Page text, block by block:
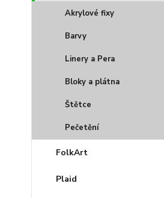
Akrylové fixy
Barvy
Linery a Pera
Bloky a plátna
Štětce
Pečetění
FolkArt
Plaid